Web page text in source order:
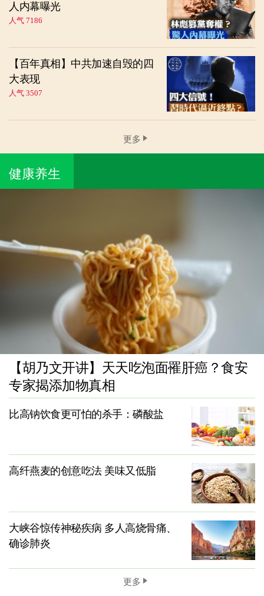
人内幕曝光
人气 7186
【百年真相】中共加速自毁的四
大表现
人气 3507
更多
健康养生
【胡乃文开讲】天天吃泡面罹肝癌？食安
专家揭添加物真相
比高钠饮食更可怕的杀手：磷酸盐
高纤燕麦的创意吃法 美味又低脂
大峡谷惊传神秘疾病 多人高烧骨痛、
确诊肺炎
更多